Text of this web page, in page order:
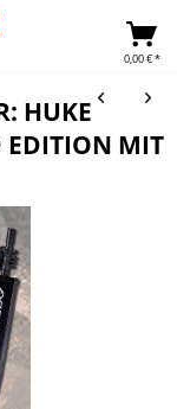
0,00 € *
HUKE
EDITION MIT